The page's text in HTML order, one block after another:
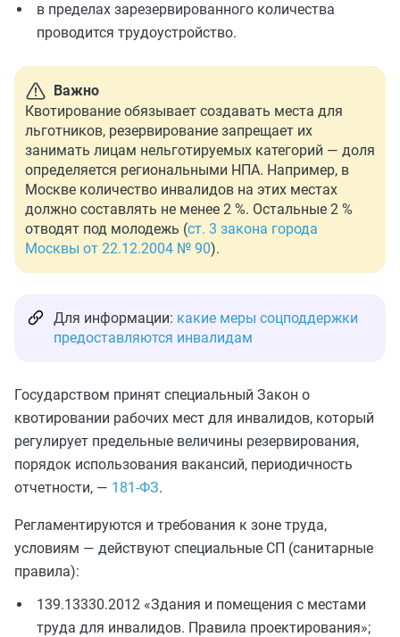
в пределах зарезервированного количества
проводится трудоустройство.
Важно
Квотирование обязывает создавать места для
льготников, резервирование запрещает их
занимать лицам нельготируемых категорий — доля
определяется региональными НПА. Например, в
Москве количество инвалидов на этих местах
должно составлять не менее 2 %. Остальные 2 %
отводят под молодежь (ст. 3 закона города
Москвы от 22.12.2004 № 90).
Для информации: какие меры соцподдержки
предоставляются инвалидам
Государством принят специальный Закон о
квотировании рабочих мест для инвалидов, который
регулирует предельные величины резервирования,
порядок использования вакансий, периодичность
отчетности, — 181-ФЗ.
Регламентируются и требования к зоне труда,
условиям — действуют специальные СП (санитарные
правила):
139.13330.2012 «Здания и помещения с местами
труда для инвалидов. Правила проектирования»;